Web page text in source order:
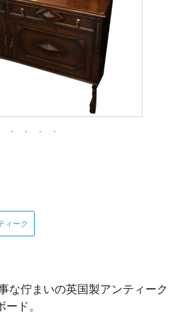
ィーク
な佇まいの英国製アンティーク
ド。